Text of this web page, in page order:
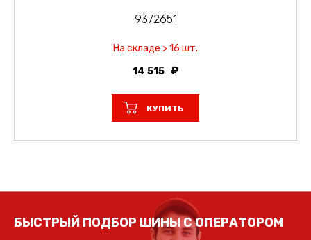
9372651
На складе > 16 шт.
14 515
КУПИТЬ
БЫСТРЫЙ ПОДБОР ШИНЫ С ОПЕРАТОРОМ